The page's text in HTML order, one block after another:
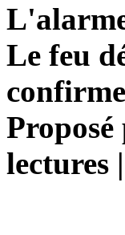
Le feu
Proposé
lectures |